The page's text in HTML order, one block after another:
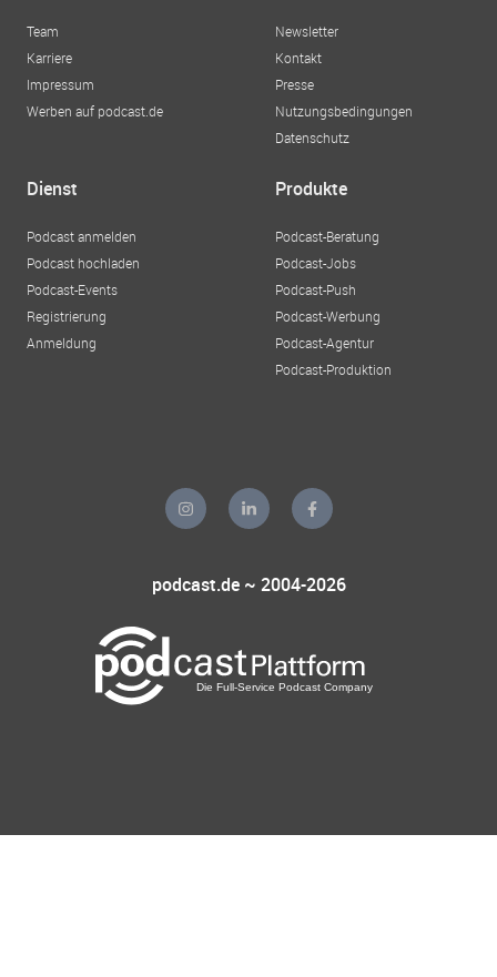
Team
Karriere
Impressum
Werben auf podcast.de
Newsletter
Kontakt
Presse
Nutzungsbedingungen
Datenschutz
Dienst
Podcast anmelden
Podcast hochladen
Podcast-Events
Registrierung
Anmeldung
Produkte
Podcast-Beratung
Podcast-Jobs
Podcast-Push
Podcast-Werbung
Podcast-Agentur
Podcast-Produktion
podcast.de ~ 2004-2026